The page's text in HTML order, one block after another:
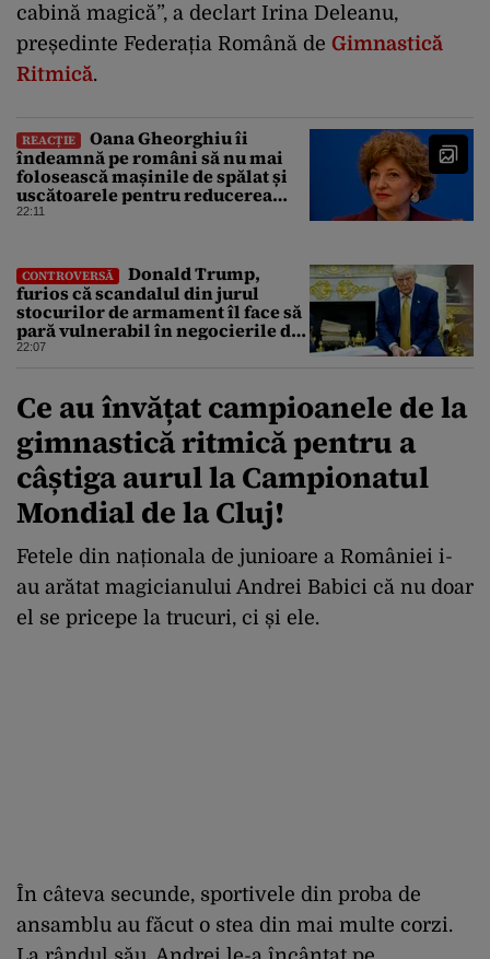
cabină magică”, a declart Irina Deleanu,
președinte Federația Română de Gimnastică
Ritmică.
REACȚIE
Oana Gheorghiu îi
îndeamnă pe români să nu mai
folosească mașinile de spălat și
uscătoarele pentru reducerea
consumului de energie
22:11
CONTROVERSĂ
Donald Trump,
furios că scandalul din jurul
stocurilor de armament îl face să
pară vulnerabil în negocierile de
pace cu Iranul
22:07
Ce au învățat campioanele de la
gimnastică ritmică pentru a
câștiga aurul la Campionatul
Mondial de la Cluj!
Fetele din naționala de junioare a României i-
au arătat magicianului Andrei Babici că nu doar
el se pricepe la trucuri, ci și ele.
În câteva secunde, sportivele din proba de
ansamblu au făcut o stea din mai multe corzi.